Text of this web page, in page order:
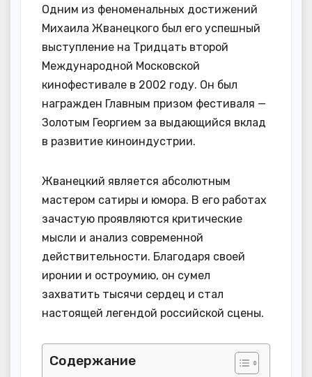
Одним из феноменальных достижений
Михаила Жванецкого был его успешный
выступление на Тридцать второй
Международной Московской
кинофестивале в 2002 году. Он был
награжден Главным призом фестиваля —
Золотым Георгием за выдающийся вклад
в развитие киноиндустрии.
Жванецкий является абсолютным
мастером сатиры и юмора. В его работах
зачастую проявляются критические
мысли и анализ современной
действительности. Благодаря своей
иронии и остроумию, он сумел
захватить тысячи сердец и стал
настоящей легендой российской сцены.
Содержание